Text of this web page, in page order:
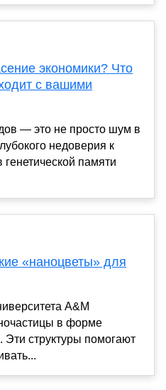
экономики? Что
с вашими
— это не просто шум в
недоверия к
генетической памяти
«наноцветы» для
A&M
в форме
структуры помогают